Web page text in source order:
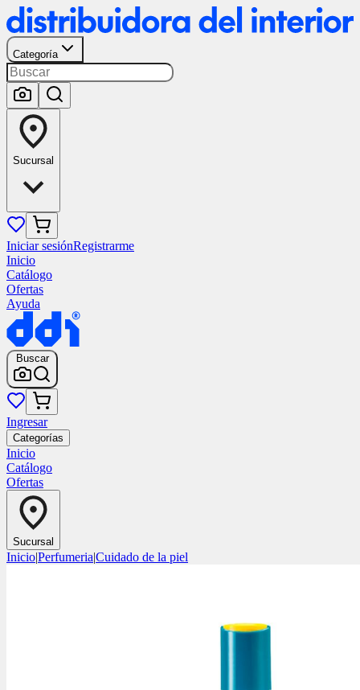
Categoría
Sucursal
Iniciar sesiónRegistrarme
Inicio
Catálogo
Ofertas
Ayuda
Buscar
Ingresar
Categorías
Inicio
Catálogo
Ofertas
Sucursal
Inicio|Perfumeria|Cuidado de la piel